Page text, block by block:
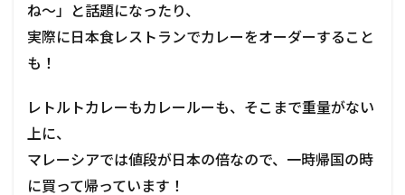
ね〜」と話題になったり、
実際に日本食レストランでカレーをオーダーすること
も！
レトルトカレーもカレールーも、そこまで重量がない
上に、
マレーシアでは値段が日本の倍なので、一時帰国の時
に買って帰っています！